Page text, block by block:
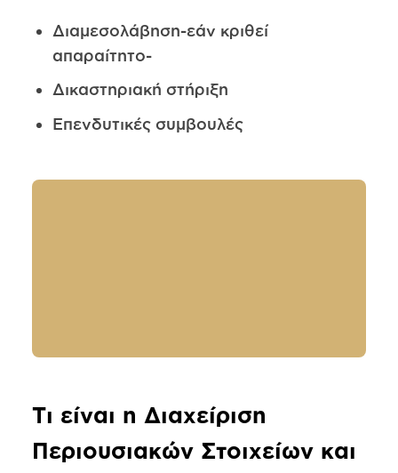
Διαμεσολάβηση-εάν κριθεί
απαραίτητο-
Δικαστηριακή στήριξη
Επενδυτικές συμβουλές
Τι είναι η Διαχείριση
Περιουσιακών Στοιχείων και